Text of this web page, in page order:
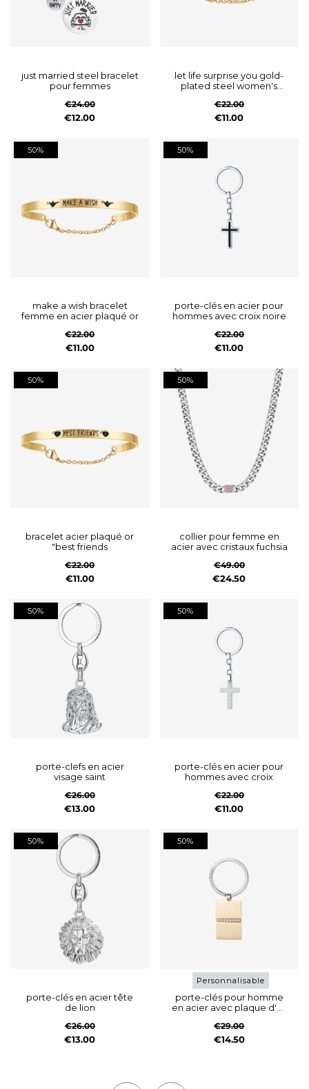
just married steel bracelet
pour femmes
€24.00
€12.00
let life surprise you gold-
plated steel women's
€22.00
€11.00
50%
make a wish bracelet
femme en acier plaqué or
€22.00
€11.00
50%
porte-clés en acier pour
hommes avec croix noire
€22.00
€11.00
50%
bracelet acier plaqué or
"best friends
€22.00
€11.00
50%
collier pour femme en
acier avec cristaux fuchsia
€49.00
€24.50
50%
porte-clefs en acier
visage saint
€26.00
€13.00
50%
porte-clés en acier pour
hommes avec croix
€22.00
€11.00
50%
porte-clés en acier tête
de lion
€26.00
€13.00
50%
Personnalisable
porte-clés pour homme
en acier avec plaque d'or
€29.00
€14.50